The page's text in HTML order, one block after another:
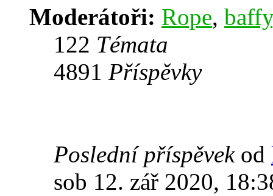
Moderátoři: Rope, baffy
122 Témata
4891 Příspěvky
Poslední příspěvekod
sob 12. zář 2020,